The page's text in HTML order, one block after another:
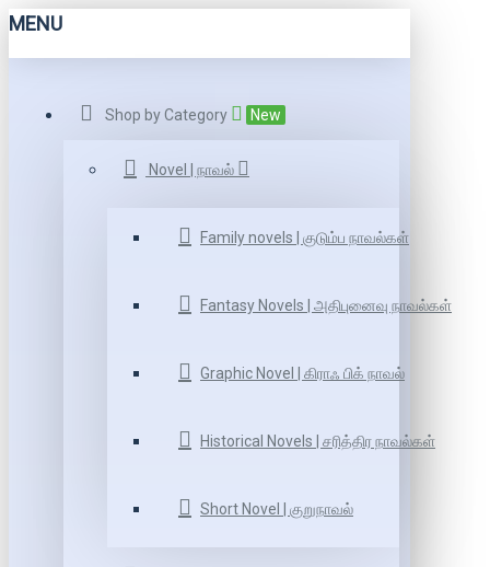
MENU
Shop by Category New
Novel | நாவல்
Family novels | குடும்ப நாவல்கள்
Fantasy Novels | அதிபுனைவு நாவல்கள்
Graphic Novel | கிராஃ பிக் நாவல்
Historical Novels | சரித்திர நாவல்கள்
Short Novel | குறுநாவல்